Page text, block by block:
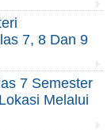
7, 8 Dan 9
7 Semester
Melalui